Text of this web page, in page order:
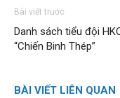
Bài viết trước
Danh sách tiểu đội
“Chiến Binh Thép”
BÀI VIẾT LIÊN QUAN